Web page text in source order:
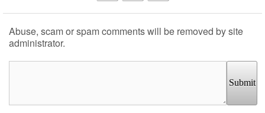
Abuse, scam or spam comments will be removed by site
administrator.
Submit